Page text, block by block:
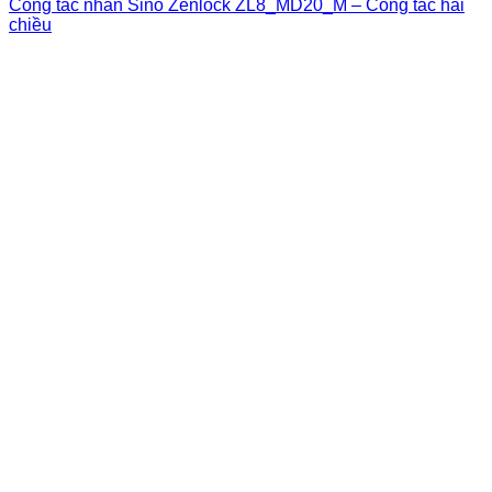
Công tắc nhân Sino Zenlock ZL8_MD20_M – Công tắc hai
chiều